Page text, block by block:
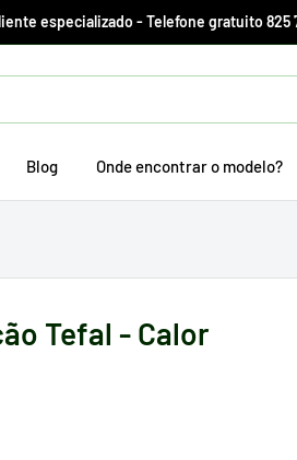
especializado - Telefone gratuito 825
Blog Onde encontrar o modelo?
Tefal - Calor